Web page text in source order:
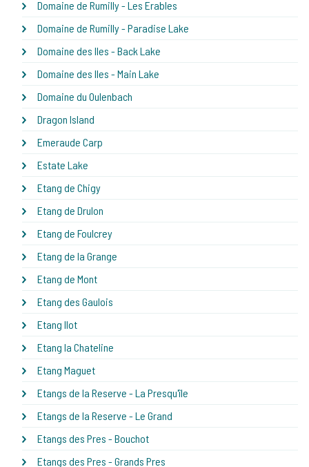
Domaine de Rumilly - Les Erables
Domaine de Rumilly - Paradise Lake
Domaine des Iles - Back Lake
Domaine des Iles - Main Lake
Domaine du Oulenbach
Dragon Island
Emeraude Carp
Estate Lake
Etang de Chigy
Etang de Drulon
Etang de Foulcrey
Etang de la Grange
Etang de Mont
Etang des Gaulois
Etang Ilot
Etang la Chateline
Etang Maguet
Etangs de la Reserve - La Presqu'île
Etangs de la Reserve - Le Grand
Etangs des Pres - Bouchot
Etangs des Pres - Grands Pres